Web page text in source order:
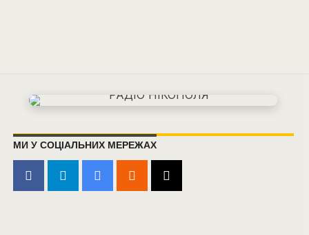
МИ У СОЦІАЛЬНИХ МЕРЕЖАХ